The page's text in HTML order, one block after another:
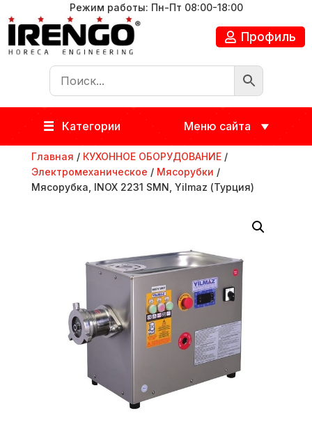
Режим работы: Пн-Пт 08:00-18:00
Профиль
Категории Меню сайта
Главная / КУХОННОЕ ОБОРУДОВАНИЕ/
Электромеханическое / Мясорубки /
Мясорубка, INOX 2231 SMN, Yilmaz (Турция)